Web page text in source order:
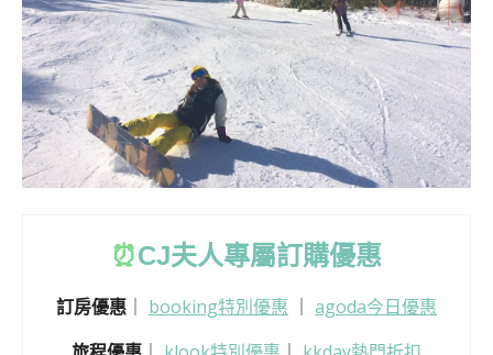
⏰CJ夫人專屬訂購優惠
訂房優惠 ｜ booking特別優惠 ｜ agoda今日優惠